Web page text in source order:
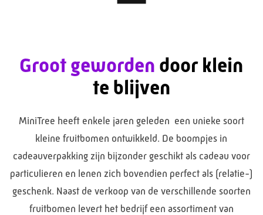
Groot geworden door klein
te blijven
MiniTree heeft enkele jaren geleden een unieke soort
kleine fruitbomen ontwikkeld. De boompjes in
cadeauverpakking zijn bijzonder geschikt als cadeau voor
particulieren en lenen zich bovendien perfect als (relatie-)
geschenk. Naast de verkoop van de verschillende soorten
fruitbomen levert het bedrijf een assortiment van